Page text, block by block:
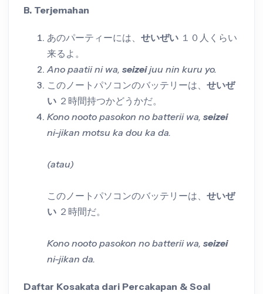
B. Terjemahan
あのパーティーには、 せいぜい １０人くらい
来るよ。
Ano paatii ni wa, seizeijuu nin kuru yo.
このノートパソコンのバッテリーは、 せいぜ
い ２時間持つかどうかだ。
Kono nooto pasokon no batterii wa, seizei
ni-jikan motsu ka dou ka da.
(atau)
このノートパソコンのバッテリーは、 せいぜ
い ２時間だ。
Kono nooto pasokon no batterii wa, seizei
ni-jikan da.
Daftar Kosakata dari Percakapan & Soal